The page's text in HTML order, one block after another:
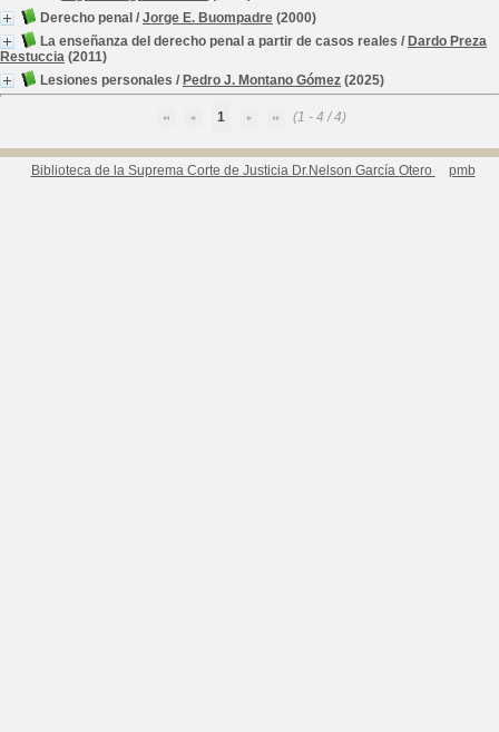
Derecho penal / Jorge E. Buompadre (2000)
La enseñanza del derecho penal a partir de casos reales / Dardo Preza
Restuccia (2011)
Lesiones personales / Pedro J. Montano Gómez (2025)
1 (1 - 4 / 4)
Biblioteca de la Suprema Corte de Justicia Dr.Nelson García Otero pmb